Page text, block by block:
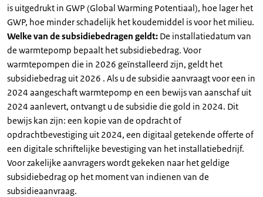
is uitgedrukt in GWP (Global Warming Potentiaal), hoe lager het
GWP, hoe minder schadelijk het koudemiddel is voor het milieu.
Welke van de subsidiebedragen geldt: De installatiedatum van
de warmtepomp bepaalt het subsidiebedrag. Voor
warmtepompen die in 2026 geïnstalleerd zijn, geldt het
subsidiebedrag uit 2026 . Als u de subsidie aanvraagt voor een in
2024 aangeschaft warmtepomp en een bewijs van aanschaf uit
2024 aanlevert, ontvangt u de subsidie die gold in 2024. Dit
bewijs kan zijn: een kopie van de opdracht of
opdrachtbevestiging uit 2024, een digitaal getekende offerte of
een digitale schriftelijke bevestiging van het installatiebedrijf.
Voor zakelijke aanvragers wordt gekeken naar het geldige
subsidiebedrag op het moment van indienen van de
subsidieaanvraag.